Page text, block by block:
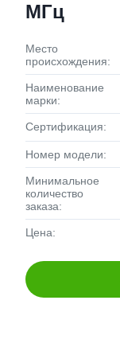
МГц
Место
происхождения:
Наименование
марки:
Сертификация:
Номер модели:
Минимальное
количество
заказа:
Цена: